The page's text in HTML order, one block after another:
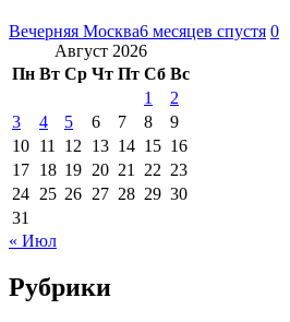
Вечерняя Москва6 месяцев спустя 0
Август 2026
Пн Вт Ср Чт Пт Сб Вс
1
2
3
4 5 6 7 8
9
10 11 12 13 14 15 16
17 18 19 20 21 22 23
24 25 26 27 28 29 30
31
« Июл
Рубрики